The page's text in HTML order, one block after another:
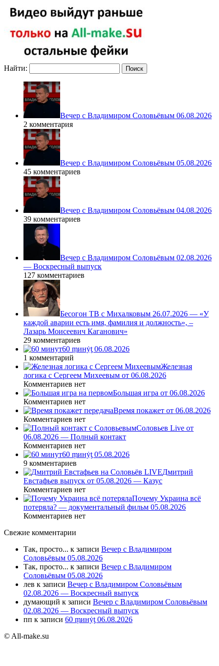
Найти:
Вечер с Владимиром Соловьёвым 06.08.2026
2 комментария
Вечер с Владимиром Соловьёвым 05.08.2026
45 комментариев
Вечер с Владимиром Соловьёвым 04.08.2026
39 комментариев
Вечер с Владимиром Соловьёвым 02.08.2026
— Воскресный выпуск
127 комментариев
Бесогон ТВ с Михалковым 26.07.2026 — «У
каждой аварии есть имя, фамилия и должность», –
Лазарь Моисеевич Каганович»
29 комментариев
60 ṃинẏƫ 06.08.2026
1 комментарий
Железная
логика с Сергеем Михеевым от 06.08.2026
Комментариев нет
Большая игра от 06.08.2026
Комментариев нет
Время покажет от 06.08.2026
Комментариев нет
Соловьев Live от
06.08.2026 — Полный контакт
Комментариев нет
60 ṃинẏƫ 05.08.2026
9 комментариев
Дмитрий
Евстафьев выпуск от 05.08.2026 — Казус
Комментариев нет
Почему Украина всё
потеряла? — документальный фильм 05.08.2026
Комментариев нет
Свежие комментарии
Так, просто... к записи Вечер с Владимиром
Соловьёвым 05.08.2026
Так, просто... к записи Вечер с Владимиром
Соловьёвым 05.08.2026
лев к записи Вечер с Владимиром Соловьёвым
02.08.2026 — Воскресный выпуск
думающий к записи Вечер с Владимиром Соловьёвым
02.08.2026 — Воскресный выпуск
пп к записи 60 ṃинẏƫ 06.08.2026
© All-make.su